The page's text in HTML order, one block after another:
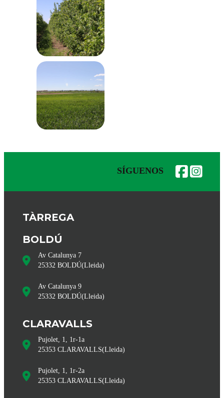
SÍGUENOS
TÀRREGA
BOLDÚ
Av Catalunya 7
25332 BOLDÚ(Lleida)
Av Catalunya 9
25332 BOLDÚ(Lleida)
CLARAVALLS
Pujolet, 1, 1r-1a
25353 CLARAVALLS(Lleida)
Pujolet, 1, 1r-2a
25353 CLARAVALLS(Lleida)